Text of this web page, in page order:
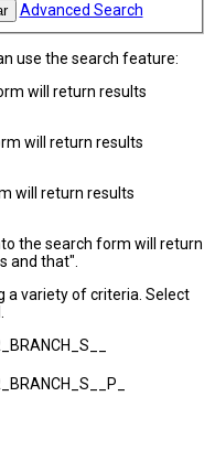
Advanced Search
use the search feature:
will return results
will return results
will return results
the search form will return
and that".
a variety of criteria. Select